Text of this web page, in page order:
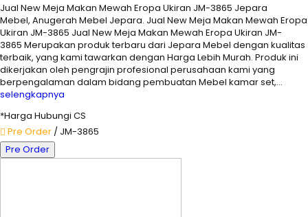
Jual New Meja Makan Mewah Eropa Ukiran JM-3865 Jepara
Mebel, Anugerah Mebel Jepara. Jual New Meja Makan Mewah Eropa
Ukiran JM-3865 Jual New Meja Makan Mewah Eropa Ukiran JM-
3865 Merupakan produk terbaru dari Jepara Mebel dengan kualitas
terbaik, yang kami tawarkan dengan Harga Lebih Murah. Produk ini
dikerjakan oleh pengrajin profesional perusahaan kami yang
berpengalaman dalam bidang pembuatan Mebel kamar set,…
selengkapnya
*Harga Hubungi CS
Pre Order / JM-3865
Pre Order